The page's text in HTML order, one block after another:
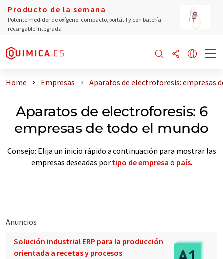
Producto de la semana
Potente medidor de oxígeno: compacto, portátil y con batería
recargable integrada
Home Empresas Aparatos de electroforesis: empresas
Aparatos de electroforesis: 6
empresas de todo el mundo
Consejo: Elija un inicio rápido a continuación para mostrar las
empresas deseadas por tipo de empresa o país.
Anuncios
Solución industrial ERP para la producción
orientada a recetas y procesos